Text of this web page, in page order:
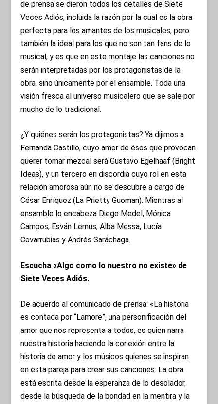
de prensa se dieron todos los detalles de Siete
Veces Adiós, incluida la razón por la cual es la obra
perfecta para los amantes de los musicales, pero
también la ideal para los que no son tan fans de lo
musical; y es que en este montaje las canciones no
serán interpretadas por los protagonistas de la
obra, sino únicamente por el ensamble. Toda una
visión fresca al universo musicalero que se sale por
mucho de lo tradicional.
¿Y quiénes serán los protagonistas? Ya dijimos a
Fernanda Castillo, cuyo amor de ésos que provocan
querer tomar mezcal será Gustavo Egelhaaf (Bright
Ideas), y un tercero en discordia cuyo rol en esta
relación amorosa aún no se descubre a cargo de
César Enríquez (La Prietty Guoman). Mientras al
ensamble lo encabeza Diego Medel, Mónica
Campos, Esván Lemus, Alba Messa, Lucía
Covarrubias y Andrés Saráchaga.
Escucha «Algo como lo nuestro no existe» de
Siete Veces Adiós.
De acuerdo al comunicado de prensa: «La historia
es contada por “Lamore”, una personificación del
amor que nos representa a todos, es quien narra
nuestra historia haciendo la conexión entre la
historia de amor y los músicos quienes se inspiran
en esta pareja para crear sus canciones. La obra
está escrita desde la esperanza de lo desolador,
desde la búsqueda de la bondad en la mentira y la